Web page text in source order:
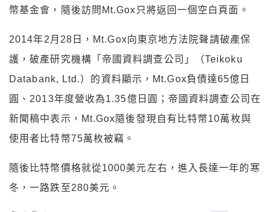
幣基金會，隨後訪問Mt.Gox只將返回一個空白頁面。
2014年2月28日，Mt.Gox向東京地方法院聲請破產保
護，破產研究機構「帝國資料調查公司」（Teikoku
Databank, Ltd.）的資料顯示，Mt.Gox負債達65億日
圓、2013年度營收為1.35億日圓；帝國資料調查公司在
新聞稿中表示，Mt.Gox隨後發現自有比特幣10萬枚與
使用者比特幣75萬枚被竊。
隨後比特幣價格就從1000美元左右，進入長達一年的寒
冬，一路跌至280美元。